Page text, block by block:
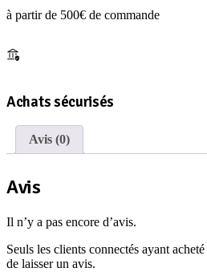
à partir de 500€ de commande
Achats sécurisés
Avis (0)
Avis
Il n’y a pas encore d’avis.
Seuls les clients connectés ayant
de laisser un avis.